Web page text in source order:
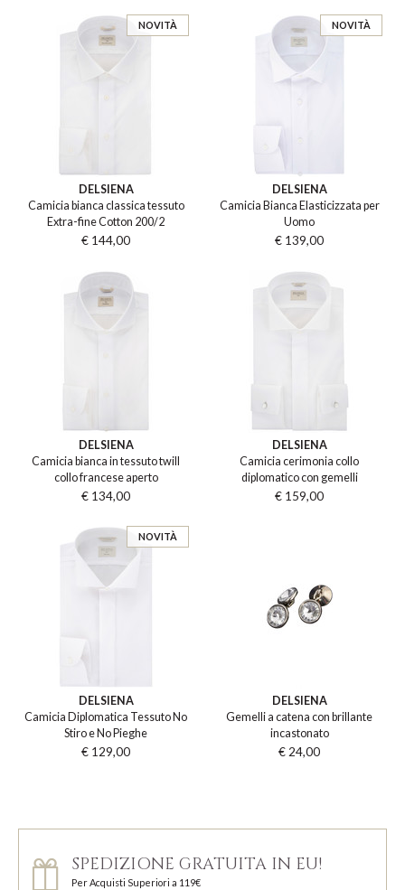
NOVITÀ
DELSIENA
Camicia bianca classica tessuto
Extra-fine Cotton 200/2
€ 144,00
NOVITÀ
DELSIENA
Camicia Bianca Elasticizzata per
Uomo
€ 139,00
DELSIENA
Camicia bianca in tessuto twill
collo francese aperto
€ 134,00
DELSIENA
Camicia cerimonia collo
diplomatico con gemelli
€ 159,00
NOVITÀ
DELSIENA
Camicia Diplomatica Tessuto No
Stiro e No Pieghe
€ 129,00
DELSIENA
Gemelli a catena con brillante
incastonato
€ 24,00
SPEDIZIONE GRATUITA IN EU!
Per Acquisti Superiori a 119€